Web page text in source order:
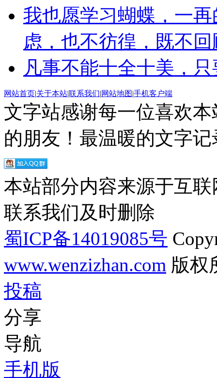
我也愿学习蝴蝶，一
虑，也不彷徨，既不
凡事不能十全十美，
网站首页|关于本站|联系我们|网站地图|手机客户端
文字站感谢每一位喜欢
的朋友！最温暖的文字
本站部分内容来源于互
联系我们及时删除
蜀ICP备14019085号
www.wenzizhan.com 版权
投稿
分享
导航
手机版